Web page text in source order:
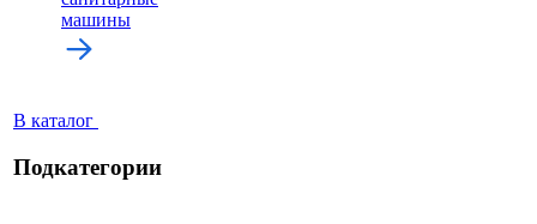
машины
В каталог
Подкатегории